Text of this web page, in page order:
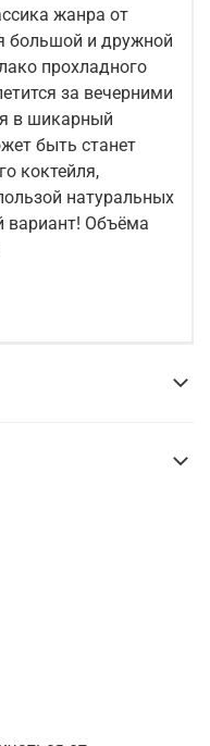
жанра от
большой и дружной
прохладного
за вечерними
в шикарный
быть станет
коктейля,
натуральных
вариант! Объёма